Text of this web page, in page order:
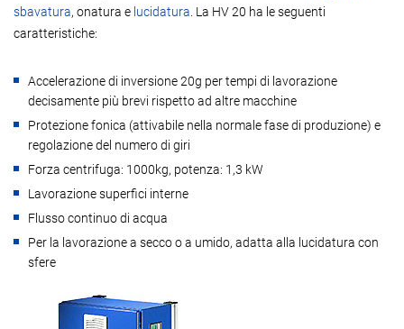
sbavatura, onatura e lucidatura . La HV 20 ha le seguenti
caratteristiche:
Accelerazione di inversione 20g per tempi di lavorazione
decisamente più brevi rispetto ad altre macchine
Protezione fonica (attivabile nella normale fase di produzione) e
regolazione del numero di giri
Forza centrifuga: 1000kg, potenza: 1,3 kW
Lavorazione superfici interne
Flusso continuo di acqua
Per la lavorazione a secco o a umido, adatta alla lucidatura con
sfere